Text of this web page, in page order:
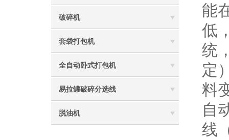
破碎机
套袋打包机
全自动卧式打包机
易拉罐破碎分选线
脱油机
能
低
统
定
料
自
线